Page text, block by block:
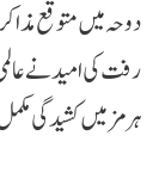
دوحہ میں متوقع
رفت کی امید نے
ہرمز میں کشیدگی